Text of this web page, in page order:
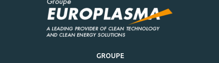
GROUPE